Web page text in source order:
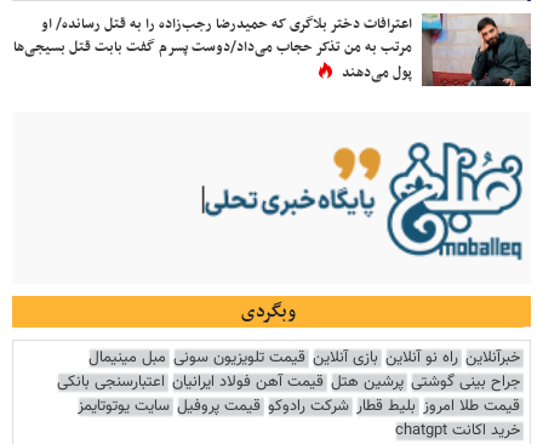
اعترافات دختر بلاگری که حمیدرضا رجب‌زاده را به قتل رسانده/ او
مرتب به من تذکر حجاب می‌داد/دوست پسرم گفت بابت قتل بسیجی‌ها
پول می‌دهند
وبگردی
خبرآنلاین راه نو آنلاین بازی آنلاین قیمت تلویزیون سونی مبل مینیمال
جراح بینی گوشتی پرشین هتل قیمت آهن فولاد ایرانیان اعتبارسنجی بانکی
قیمت طلا امروز بلیط قطار شرکت رادوکو قیمت پروفیل سایت یوتوتایمز
خرید اکانت chatgpt